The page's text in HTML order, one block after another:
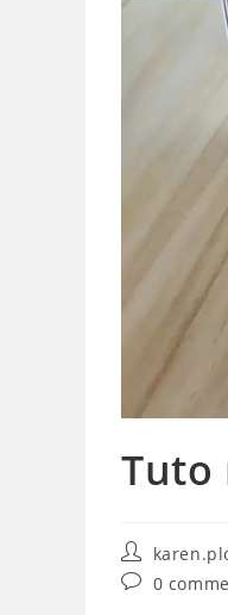
Tuto
Auteur/
de
la
0